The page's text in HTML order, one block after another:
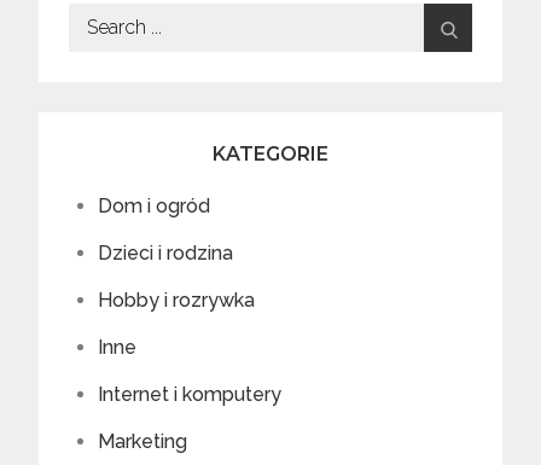
Search
KATEGORIE
Dom i ogród
Dzieci i rodzina
Hobby i rozrywka
Inne
Internet i komputery
Marketing